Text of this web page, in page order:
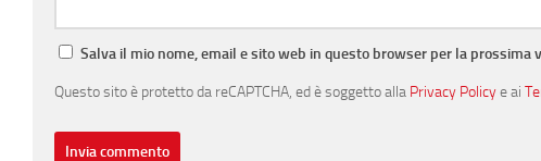
Salva il mio nome, email e sito web in questo browser per la prossima
Questo sito è protetto da reCAPTCHA, ed è soggetto alla Privacy Policye ai